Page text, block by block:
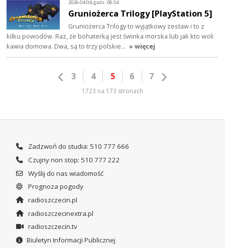
2026-04-04, godz. 08:04
Gruniożerca Trilogy [PlayStation 5]
Gruniożerca Trilogy to wyjątkowy zestaw i to z
kilku powodów. Raz, że bohaterką jest świnka morska lub jak kto woli
kawia domowa. Dwa, są to trzy polskie… » więcej
3 4 5 6 7
1723 na 173 stronach
Zadzwoń do studia: 510 777 666
Czujny non stop: 510 777 222
Wyślij do nas wiadomość
Prognoza pogody
radioszczecin.pl
radioszczecinextra.pl
radioszczecin.tv
Biuletyn Informacji Publicznej